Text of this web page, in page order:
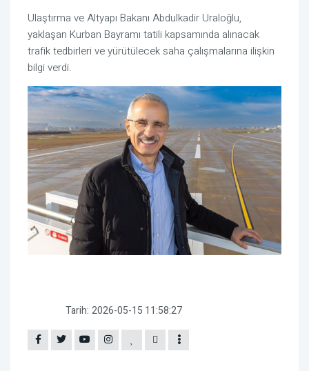
Ulaştırma ve Altyapı Bakanı Abdulkadir Uraloğlu,
yaklaşan Kurban Bayramı tatili kapsamında alınacak
trafik tedbirleri ve yürütülecek saha çalışmalarına ilişkin
bilgi verdi.
Tarih: 2026-05-15 11:58:27